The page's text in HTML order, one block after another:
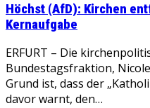
Höchst (AfD): Kirchen
Kernaufgabe
ERFURT – Die
Bundestagsfraktion,
Grund ist, dass der
davor warnt, den…